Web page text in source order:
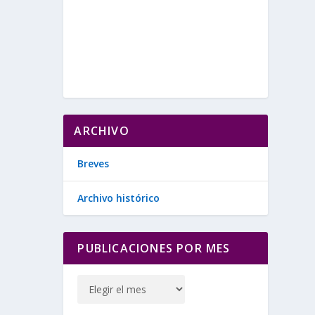
ARCHIVO
Breves
Archivo histórico
PUBLICACIONES POR MES